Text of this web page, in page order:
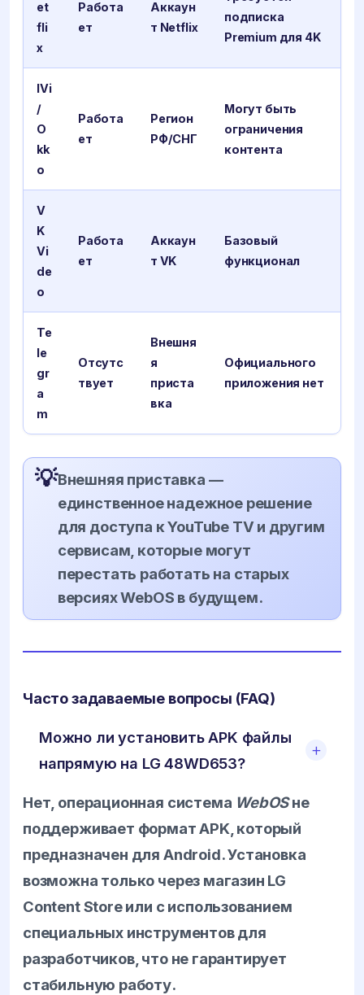
et
fli
x
Работа
ет
Аккаун
т Netflix
подписка
Premium для 4K
IVi
/
O
kk
o
Работа
ет
Регион
РФ/СНГ
Могут быть
ограничения
контента
V
K
Vi
de
o
Работа
ет
Аккаун
т VK
Базовый
функционал
Te
le
gr
a
m
Отсутс
твует
Внешня
я
приста
вка
Официального
приложения нет
💡Внешняя приставка —
единственное надежное решение
для доступа к YouTube TV и другим
сервисам, которые могут
перестать работать на старых
версиях WebOS в будущем.
Часто задаваемые вопросы (FAQ)
Можно ли установить APK файлы
напрямую на LG 48WD653?
Нет, операционная система WebOSне
поддерживает формат APK, который
предназначен для Android. Установка
возможна только через магазин LG
Content Store или с использованием
специальных инструментов для
разработчиков, что не гарантирует
стабильную работу.